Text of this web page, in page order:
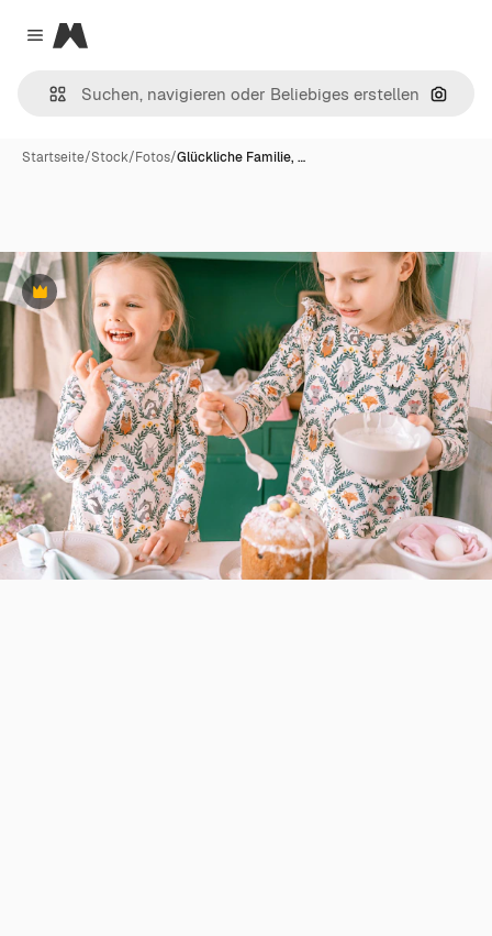
Close menu
Magnific
Nach
Startseite/Stock/Fotos/Glückliche Familie, …
Premium